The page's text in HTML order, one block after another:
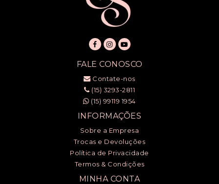
FALE CONOSCO
Contate-nos
(15) 3293-2811
(15) 99119 1954
INFORMAÇÕES
Sobre a Empresa
Trocas e Devoluções
Política de Privacidade
Termos & Condições
MINHA CONTA